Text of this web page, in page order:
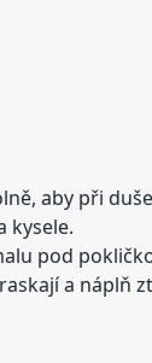
aby při
kysele.
pod
a náplň